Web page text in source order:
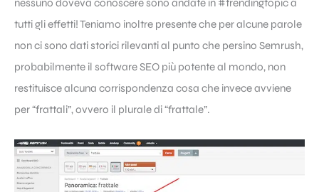
nessuno doveva conoscere sono andate in #trendingtopic a
tutti gli effetti! Teniamo inoltre presente che per alcune parole
non ci sono dati storici rilevanti al punto che persino Semrush,
probabilmente il software SEO più potente al mondo, non
restituisce alcuna corrispondenza cosa che invece avviene
per “frattali”, ovvero il plurale di “frattale”.